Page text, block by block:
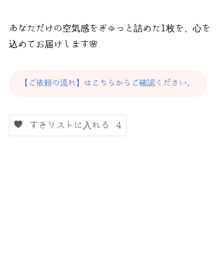
あなただけの空気感をぎゅっと詰めた1枚を、心を
込めてお届けします🌸
【ご依頼の流れ】はこちらからご確認ください。
すきリストに入れる 4